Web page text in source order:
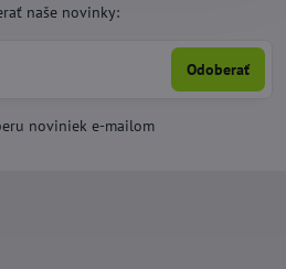
naše novinky:
Odoberať
noviniek e-mailom